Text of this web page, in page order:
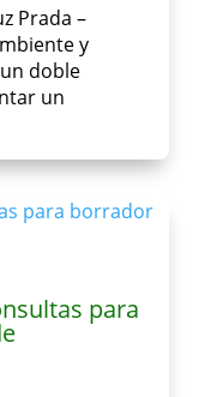
Prada –
y
doble
un
para